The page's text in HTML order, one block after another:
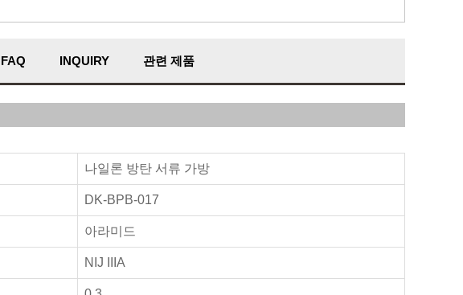
FAQ INQUIRY 관련 제품
나일론 방탄 서류 가방
DK-BPB-017
아라미드
NIJ IIIA